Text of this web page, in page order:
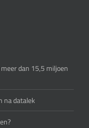
dan 15,5 miljoen
na datalek